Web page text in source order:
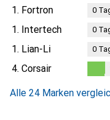
1. Fortron 0
1. Intertech 0
1. Lian-Li 0
4. Corsair
Alle 24 Marken